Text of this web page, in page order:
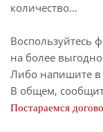
количество...
Воспользуйтесь
на более
Либо напишите в
В общем,
Постараемся